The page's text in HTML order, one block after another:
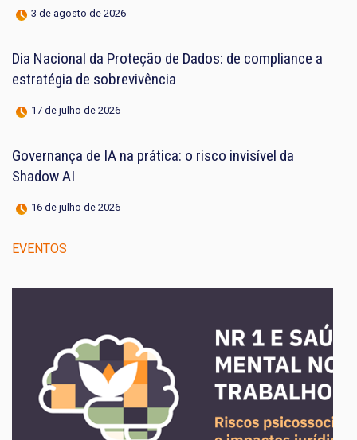
3 de agosto de 2026
Dia Nacional da Proteção de Dados: de compliance a
estratégia de sobrevivência
17 de julho de 2026
Governança de IA na prática: o risco invisível da
Shadow AI
16 de julho de 2026
EVENTOS